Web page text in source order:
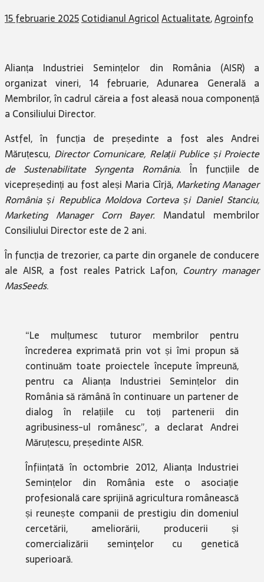
15 februarie 2025Cotidianul AgricolActualitate,Agroinfo
Alianța Industriei Semințelor din România (AISR) a
organizat vineri, 14 februarie, Adunarea Generală a
Membrilor, în cadrul căreia a fost aleasă noua componență
a Consiliului Director.
Astfel, în funcția de președinte a fost ales Andrei
Măruțescu, Director Comunicare, Relații Publice și Proiecte
de Sustenabilitate Syngenta România. În funcțiile de
vicepreședinți au fost aleși Maria Cîrjă, Marketing Manager
România și Republica Moldova Corteva și Daniel Stanciu,
Marketing Manager Corn Bayer.Mandatul membrilor
Consiliului Director este de 2 ani.
În funcția de trezorier, ca parte din organele de conducere
ale AISR, a fost reales Patrick Lafon, Country manager
MasSeeds.
“Le mulțumesc tuturor membrilor pentru
încrederea exprimată prin vot și îmi propun să
continuăm toate proiectele începute împreună,
pentru ca Alianța Industriei Semințelor din
România să rămână în continuare un partener de
dialog în relațiile cu toți partenerii din
agribusiness-ul românesc”, a declarat Andrei
Măruțescu, președinte AISR.
Înființată în octombrie 2012, Alianța Industriei
Semințelor din România este o asociație
profesională care sprijină agricultura românească
și reunește companii de prestigiu din domeniul
cercetării, ameliorării, producerii și
comercializării seminţelor cu genetică
superioară.